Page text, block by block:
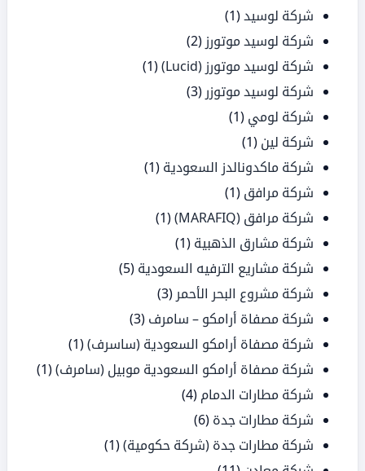
شركة لوسيد(1)
شركة لوسيد موتورز (2)
شركة لوسيد موتورز (Lucid)
(1)
شركة لوسيد موتوزر (3)
شركة لومي (1)
شركة لين (1)
شركة ماكدونالدز السعودية (1)
شركة مرافق (1)
شركة مرافق (MARAFIQ)
(1)
شركة مشارق الذهبية (1)
شركة مشاريع الترفيه السعودية (5)
شركة مشروع البحر الأحمر (3)
شركة مصفاة أرامكو – سامرف (3)
شركة مصفاة أرامكو السعودية (ساسرف)(1)
شركة مصفاة أرامكو السعودية موبيل (سامرف)(1)
شركة مطارات الدمام (4)
شركة مطارات جدة (6)
شركة مطارات جدة (شركة حكومية)(1)